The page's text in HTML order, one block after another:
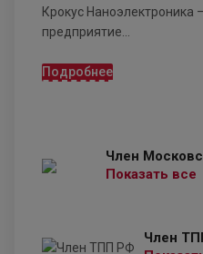
Крокус Наноэлектроника
предприятие...
Подробнее
Член
Показать все
Член